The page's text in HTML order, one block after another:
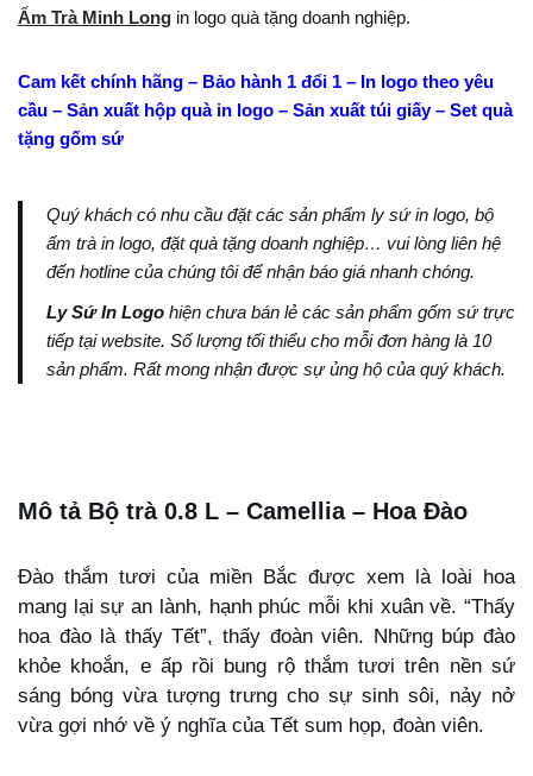
Ấm Trà Minh Long in logo quà tặng doanh nghiệp.
Cam kết chính hãng – Bảo hành 1 đổi 1 – In logo theo yêu
cầu – Sản xuất hộp quà in logo – Sản xuất túi giấy – Set quà
tặng gốm sứ
Quý khách có nhu cầu đặt các sản phẩm ly sứ in logo, bộ
ấm trà in logo, đặt quà tặng doanh nghiệp… vui lòng liên hệ
đến hotline của chúng tôi để nhận báo giá nhanh chóng.
Ly Sứ In Logo hiện chưa bán lẻ các sản phẩm gốm sứ trực
tiếp tại website. Số lượng tối thiểu cho mỗi đơn hàng là 10
sản phẩm. Rất mong nhận được sự ủng hộ của quý khách.
Mô tả Bộ trà 0.8 L – Camellia – Hoa Đào
Đào thắm tươi của miền Bắc được xem là loài hoa
mang lại sự an lành, hạnh phúc mỗi khi xuân về. “Thấy
hoa đào là thấy Tết”, thấy đoàn viên. Những búp đào
khỏe khoắn, e ấp rồi bung rộ thắm tươi trên nềnsứ
sáng bóng vừa tượng trưng cho sự sinh sôi, nảy nở
vừa gợi nhớ về ý nghĩa của Tết sum họp, đoàn viên.